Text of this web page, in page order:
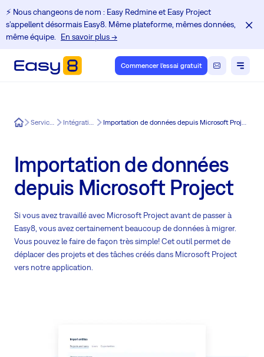
⚡️ Nous changeons de nom : Easy Redmine et Easy Project
s'appellent désormais Easy8. Même plateforme, mêmes données,
même équipe.
En savoir plus →
Commencer l'essai gratuit
Easy8 Services Intégration Importation de données depuis Microsoft Project
Importation de données
depuis Microsoft Project
Si vous avez travaillé avec Microsoft Project avant de passer à
Easy8, vous avez certainement beaucoup de données à migrer.
Vous pouvez le faire de façon très simple! Cet outil permet de
déplacer des projets et des tâches créés dans Microsoft Project
vers notre application.